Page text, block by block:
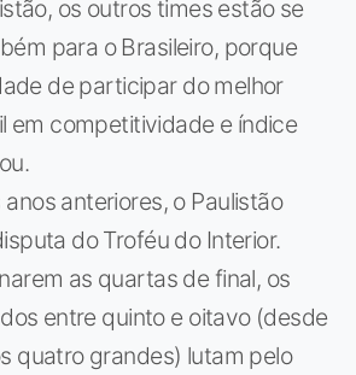
os outros times estão se
para o Brasileiro, porque
de participar do melhor
em competitividade e índice
anteriores, o Paulistão
do Troféu do Interior.
as quartas de final, os
entre quinto e oitavo (desde
quatro grandes) lutam pelo